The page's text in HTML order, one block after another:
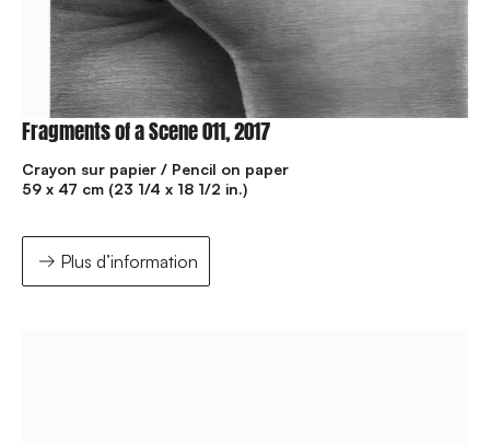
Fragments of a Scene 011, 2017
Crayon sur papier / Pencil on paper
59 x 47 cm (23 1/4 x 18 1/2 in.)
Plus d’information